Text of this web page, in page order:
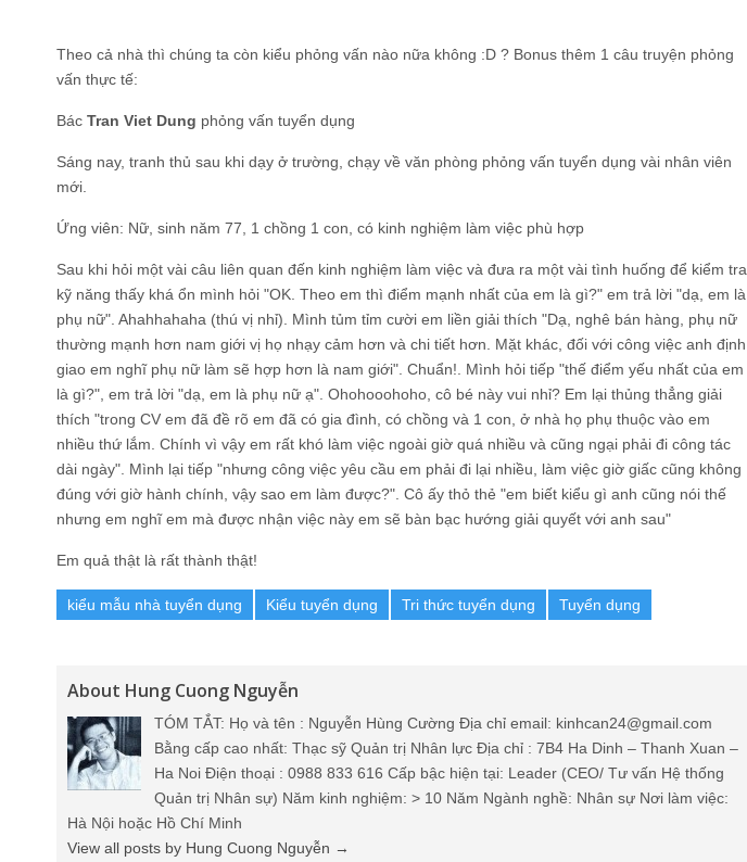
Theo cả nhà thì chúng ta còn kiểu phỏng vấn nào nữa không :D ? Bonus thêm 1 câu truyện phỏng
vấn thực tế:
Bác Tran Viet Dung phỏng vấn tuyển dụng
Sáng nay, tranh thủ sau khi dạy ở trường, chạy về văn phòng phỏng vấn tuyển dụng vài nhân viên
mới.
Ứng viên: Nữ, sinh năm 77, 1 chồng 1 con, có kinh nghiệm làm việc phù hợp
Sau khi hỏi một vài câu liên quan đến kinh nghiệm làm việc và đưa ra một vài tình huống để kiểm tra
kỹ năng thấy khá ổn mình hỏi "OK. Theo em thì điểm mạnh nhất của em là gì?" em trả lời "dạ, em là
phụ nữ". Ahahhahaha (thú vị nhỉ). Mình tủm tỉm cười em liền giải thích "Dạ, nghê bán hàng, phụ nữ
thường mạnh hơn nam giới vị họ nhạy cảm hơn và chi tiết hơn. Mặt khác, đối với công việc anh định
giao em nghĩ phụ nữ làm sẽ hợp hơn là nam giới". Chuẩn!. Mình hỏi tiếp "thế điểm yếu nhất của em
là gì?", em trả lời "dạ, em là phụ nữ ạ". Ohohooohoho, cô bé này vui nhỉ? Em lại thủng thẳng giải
thích "trong CV em đã đề rõ em đã có gia đình, có chồng và 1 con, ở nhà họ phụ thuộc vào em
nhiều thứ lắm. Chính vì vậy em rất khó làm việc ngoài giờ quá nhiều và cũng ngại phải đi công tác
dài ngày". Mình lại tiếp "nhưng công việc yêu cầu em phải đi lại nhiều, làm việc giờ giấc cũng không
đúng với giờ hành chính, vậy sao em làm được?". Cô ấy thỏ thẻ "em biết kiểu gì anh cũng nói thế
nhưng em nghĩ em mà được nhận việc này em sẽ bàn bạc hướng giải quyết với anh sau"
Em quả thật là rất thành thật!
kiểu mẫu nhà tuyển dụng Kiểu tuyển dụng Tri thức tuyển dụng Tuyển dụng
About Hung Cuong Nguyễn
TÓM TẮT: Họ và tên : Nguyễn Hùng Cường Địa chỉ email: kinhcan24@gmail.com
Bằng cấp cao nhất: Thạc sỹ Quản trị Nhân lực Địa chỉ : 7B4 Ha Dinh – Thanh Xuan –
Ha Noi Điện thoại : 0988 833 616 Cấp bậc hiện tại: Leader (CEO/ Tư vấn Hệ thống
Quản trị Nhân sự) Năm kinh nghiệm: > 10 Năm Ngành nghề: Nhân sự Nơi làm việc:
Hà Nội hoặc Hồ Chí Minh
View all posts by Hung Cuong Nguyễn →